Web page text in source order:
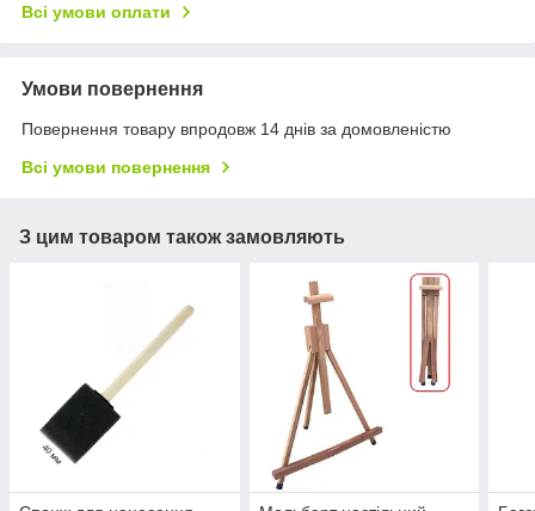
Всі умови оплати
Умови повернення
Повернення товару впродовж 14 днів за домовленістю
Всі умови повернення
З цим товаром також замовляють